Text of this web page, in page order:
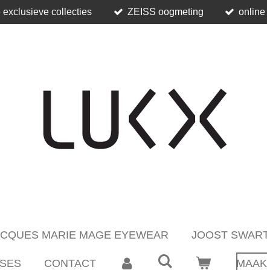
exclusieve collecties ZEISS oogmeting online
MARIE MAGE EYEWEAR JOOST
CONTACT